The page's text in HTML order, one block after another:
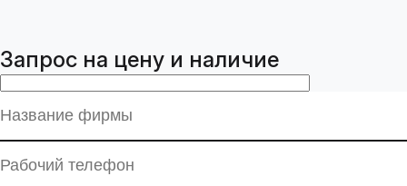
Запрос на цену и наличие